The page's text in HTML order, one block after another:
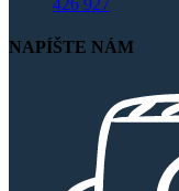
426 927
NAPÍŠTE NÁM